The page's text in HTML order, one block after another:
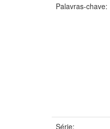
Palavras-chave:
Série: